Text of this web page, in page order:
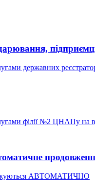
державних
філії №2 ЦНАПу на
АВТОМАТИЧНО